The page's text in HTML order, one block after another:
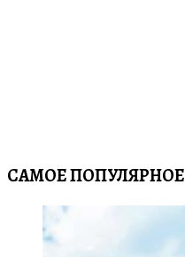
САМОЕ ПОПУЛЯРНОЕ